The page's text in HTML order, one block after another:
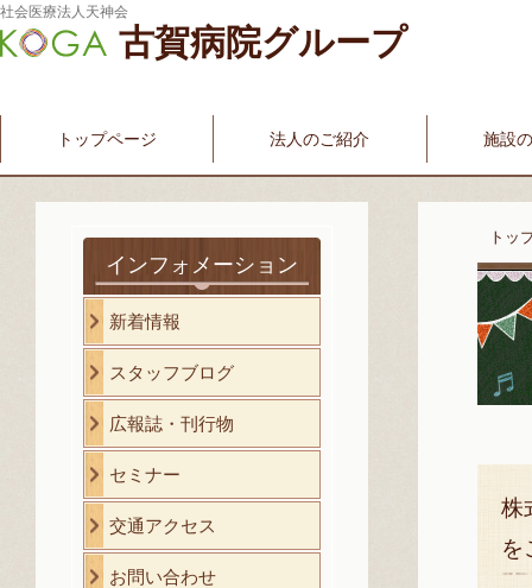
社会医療法人天神会
古賀病院グループ
トップページ 法人のご紹介 施設
新古賀みなみ病院 新古賀クリニック
インフォメーション
新着情報
スタッフブログ
広報誌・刊行物
セミナー
交通アクセス
お問い合わせ
トッ
株
を